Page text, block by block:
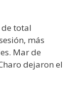
de total
más
Mar de
dejaron el